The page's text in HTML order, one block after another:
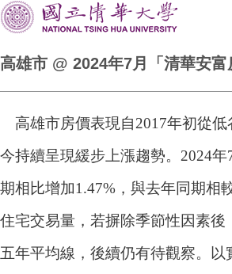
高雄市 @ 2024年7月「清華安富
高雄市房價表現自2017年初從低
今持續呈現緩步上漲趨勢。2024
期相比增加1.47%，與去年同期相
住宅交易量，若摒除季節性因素後
五年平均線，後續仍有待觀察。以